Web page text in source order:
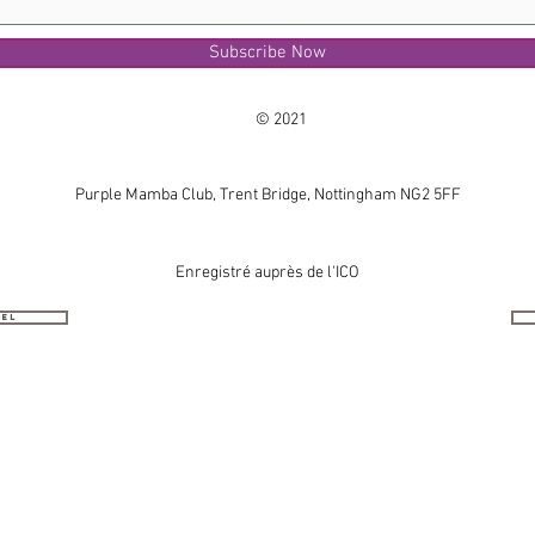
Subscribe Now
© 2021
Purple Mamba Club, Trent Bridge, Nottingham NG2 5FF
Enregistré auprès de l'ICO